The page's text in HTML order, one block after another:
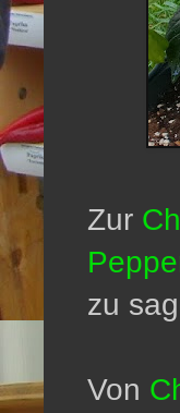
Zur
zu
Von